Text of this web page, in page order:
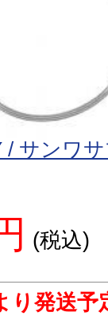
/ サンワ
(税込)
発送予